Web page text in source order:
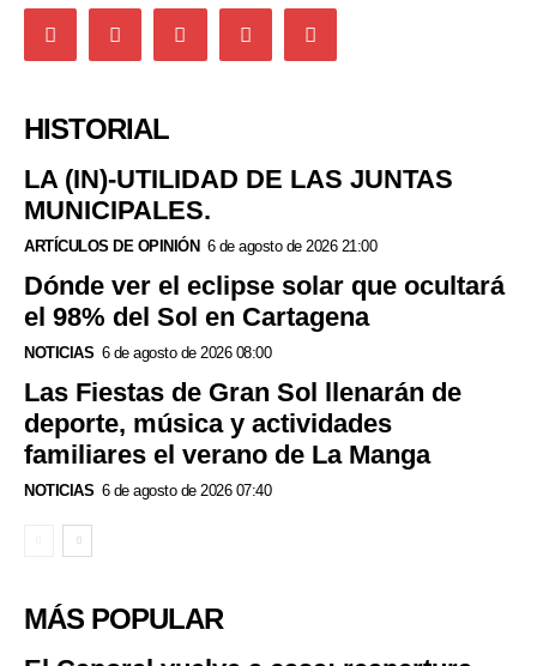
HISTORIAL
LA (IN)-UTILIDAD DE LAS JUNTAS
MUNICIPALES.
ARTÍCULOS DE OPINIÓN 6 de agosto de 2026 21:00
Dónde ver el eclipse solar que ocultará
el 98% del Sol en Cartagena
NOTICIAS 6 de agosto de 2026 08:00
Las Fiestas de Gran Sol llenarán de
deporte, música y actividades
familiares el verano de La Manga
NOTICIAS 6 de agosto de 2026 07:40
MÁS POPULAR